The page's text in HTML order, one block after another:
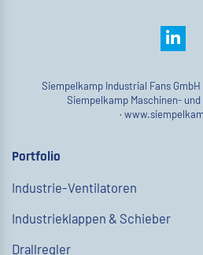
Siempelkamp Industrial Fans
Siempelkamp Maschinen- und
·
Portfolio
Industrie-Ventilatoren
Industrieklappen & Schieber
Drallregler